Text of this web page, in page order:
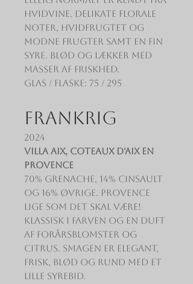
hvidvine. Delikate florale
noter, hvidfrugtet og
modne frugter samt en fin
syre. Blød og lækker med
masser af friskhed.
Glas / Flaske: 75 / 295
FRANKRIG
2024
Villa Aix, Coteaux d'Aix en
Provence
70% Grenache, 14% Cinsault
og 16% øvrige. Provence
lige som det skal være!
Klassisk i farven og en duft
af forårsblomster og
citrus. Smagen er elegant,
frisk, blød og rund med et
lille syrebid.